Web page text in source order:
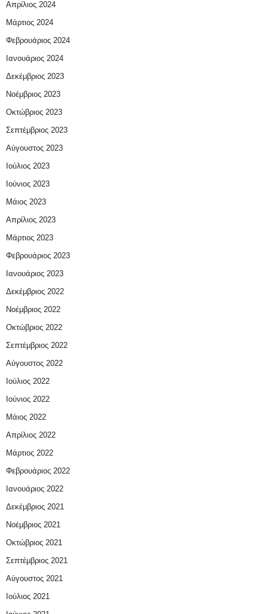
Απρίλιος 2024
Μάρτιος 2024
Φεβρουάριος 2024
Ιανουάριος 2024
Δεκέμβριος 2023
Νοέμβριος 2023
Οκτώβριος 2023
Σεπτέμβριος 2023
Αύγουστος 2023
Ιούλιος 2023
Ιούνιος 2023
Μάιος 2023
Απρίλιος 2023
Μάρτιος 2023
Φεβρουάριος 2023
Ιανουάριος 2023
Δεκέμβριος 2022
Νοέμβριος 2022
Οκτώβριος 2022
Σεπτέμβριος 2022
Αύγουστος 2022
Ιούλιος 2022
Ιούνιος 2022
Μάιος 2022
Απρίλιος 2022
Μάρτιος 2022
Φεβρουάριος 2022
Ιανουάριος 2022
Δεκέμβριος 2021
Νοέμβριος 2021
Οκτώβριος 2021
Σεπτέμβριος 2021
Αύγουστος 2021
Ιούλιος 2021